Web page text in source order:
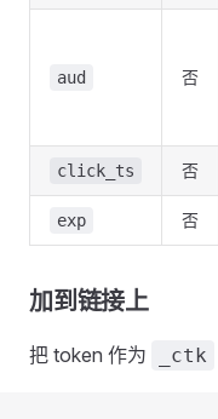
aud 否
click_ts 否
exp 否
加到链接上
把 token 作为 _ctk